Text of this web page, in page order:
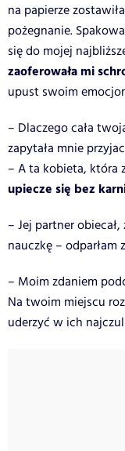
na papierze
pożegnanie.
się do mojej
zaoferowała mi
upust swoim
– Dlaczego cała
zapytała mnie
– A ta kobieta, która
upiecze się bez
– Jej partner
nauczkę – odparłam
– Moim zdaniem
Na twoim miejscu
uderzyć w ich